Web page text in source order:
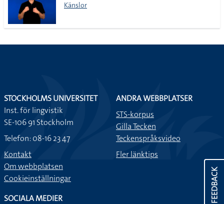
Känslor
FEEDBACK
STOCKHOLMS UNIVERSITET
Inst. för lingvistik
SE-106 91 Stockholm
Telefon: 08-16 23 47
Kontakt
Om webbplatsen
Cookieinställningar
ANDRA WEBBPLATSER
STS-korpus
Gilla Tecken
Teckenspråksvideo
Fler länktips
SOCIALA MEDIER